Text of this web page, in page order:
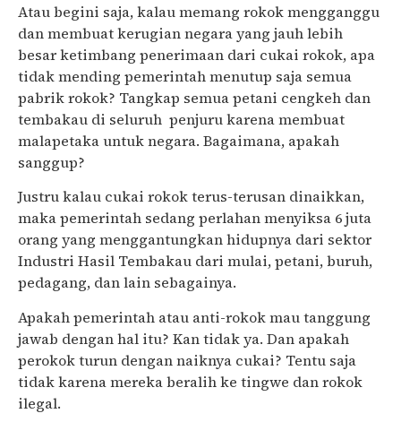
Atau begini saja, kalau memang rokok mengganggu
dan membuat kerugian negara yang jauh lebih
besar ketimbang penerimaan dari cukai rokok, apa
tidak mending pemerintah menutup saja semua
pabrik rokok? Tangkap semua petani cengkeh dan
tembakau di seluruh penjuru karena membuat
malapetaka untuk negara. Bagaimana, apakah
sanggup?
Justru kalau cukai rokok terus-terusan dinaikkan,
maka pemerintah sedang perlahan menyiksa 6 juta
orang yang menggantungkan hidupnya dari sektor
Industri Hasil Tembakau dari mulai, petani, buruh,
pedagang, dan lain sebagainya.
Apakah pemerintah atau anti-rokok mau tanggung
jawab dengan hal itu? Kan tidak ya. Dan apakah
perokok turun dengan naiknya cukai? Tentu saja
tidak karena mereka beralih ke tingwe dan rokok
ilegal.